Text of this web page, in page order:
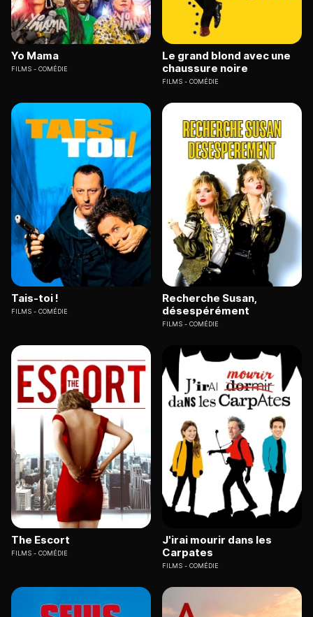
Yo Mama
FILMS COMÉDIE
Le grand blond avec une
chaussure noire
FILMS COMÉDIE
Tais-toi !
FILMS COMÉDIE
Recherche Susan,
désespérément
FILMS COMÉDIE
The Escort
FILMS COMÉDIE
J'irai mourir dans les
Carpates
FILMS COMÉDIE